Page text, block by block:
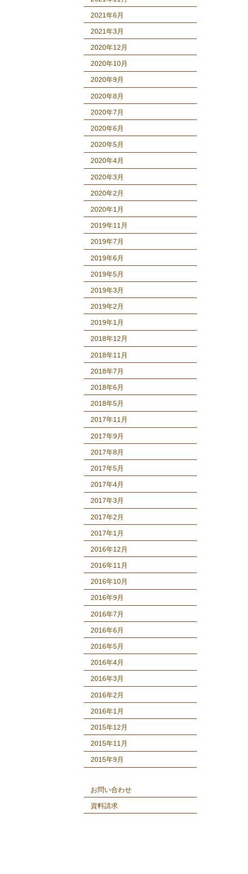
2021年6月
2021年3月
2020年12月
2020年10月
2020年9月
2020年8月
2020年7月
2020年6月
2020年5月
2020年4月
2020年3月
2020年2月
2020年1月
2019年11月
2019年7月
2019年6月
2019年5月
2019年3月
2019年2月
2019年1月
2018年12月
2018年11月
2018年7月
2018年6月
2018年5月
2017年11月
2017年9月
2017年8月
2017年5月
2017年4月
2017年3月
2017年2月
2017年1月
2016年12月
2016年11月
2016年10月
2016年9月
2016年7月
2016年6月
2016年5月
2016年4月
2016年3月
2016年2月
2016年1月
2015年12月
2015年11月
2015年9月
お問い合わせ
資料請求